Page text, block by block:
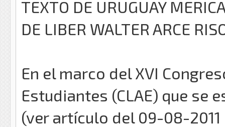
TEXTO DE URUGUAY
DE LIBER WALTER ARCE
En el marco del XVI
Estudiantes (CLAE) que
(ver artículo del 09-08-